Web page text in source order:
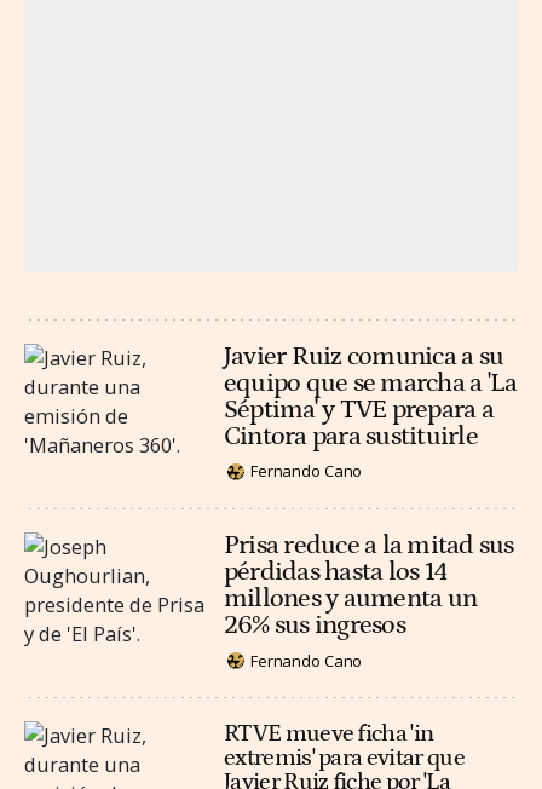
Javier Ruiz comunica a su
equipo que se marcha a 'La
Séptima' y TVE prepara a
Cintora para sustituirle
Fernando Cano
Prisa reduce a la mitad sus
pérdidas hasta los 14
millones y aumenta un
26% sus ingresos
Fernando Cano
RTVE mueve ficha 'in
extremis' para evitar que
Javier Ruiz fiche por 'La